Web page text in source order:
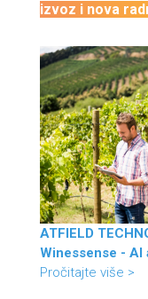
izvoz i nova
ATFIELD
Winessense - AI
Pročitajte više >